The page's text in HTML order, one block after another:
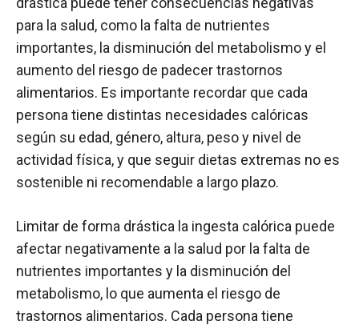
para la salud, como la falta de nutrientes
importantes, la disminución del metabolismo y el
aumento del riesgo de padecer trastornos
alimentarios. Es importante recordar que cada
persona tiene distintas necesidades calóricas
según su edad, género, altura, peso y nivel de
actividad física, y que seguir dietas extremas no es
sostenible ni recomendable a largo plazo.
Limitar de forma drástica la ingesta calórica puede
afectar negativamente a la salud por la falta de
nutrientes importantes y la disminución del
metabolismo, lo que aumenta el riesgo de
trastornos alimentarios. Cada persona tiene